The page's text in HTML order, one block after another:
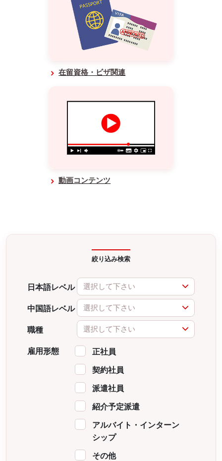
在留資格・ビザ関連
動画コンテンツ
絞り込み検索
日本語レベル 選択して下さい
中国語レベル 選択して下さい
職種 選択して下さい
雇用形態 正社員
契約社員
派遣社員
紹介予定派遣
アルバイト・インターン
シップ
その他